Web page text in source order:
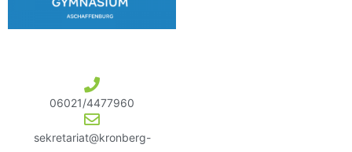
06021/4477960
sekretariat@kronberg-